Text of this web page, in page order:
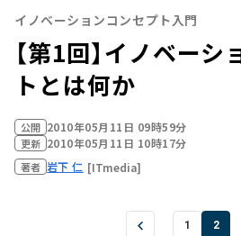
イノベーションコンセプト入門
【第1回】イノベー
トとは何か
公開 2010年05月11日 09時59分
更新 2010年05月11日 10時17分
著者 岩下 仁 [ITmedia]
1 2